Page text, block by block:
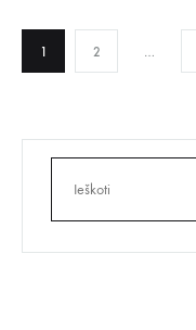
Įrašų
1 2 …